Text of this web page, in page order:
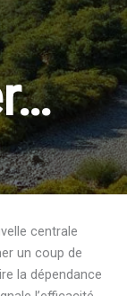
centrale
un coup de
la dépendance